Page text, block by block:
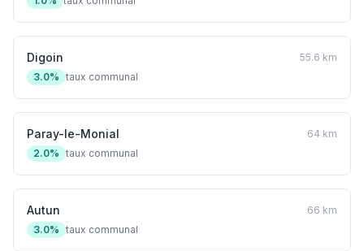
Digoin
55.6 km
3.0% taux communal
Paray-le-Monial
64 km
2.0% taux communal
Autun
66 km
3.0% taux communal